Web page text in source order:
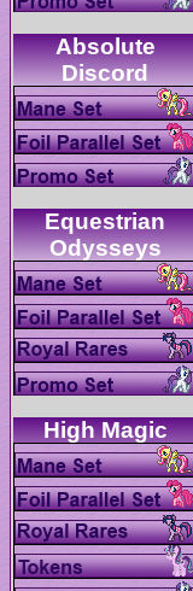
Absolute
Equestrian